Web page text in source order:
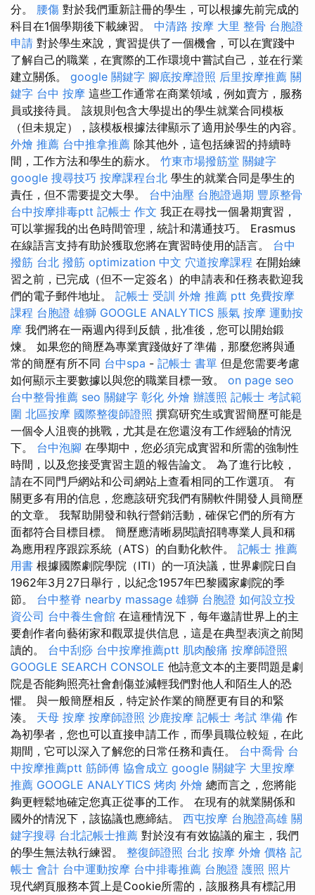
分。 腰傷 對於我們重新註冊的學生，可以根據先前完成的
科目在1個學期後下載練習。 中清路 按摩 大里 整骨 台胞證
申請 對於學生來說，實習提供了一個機會，可以在實踐中
了解自己的職業，在實際的工作環境中嘗試自己，並在行業
建立關係。 google 關鍵字 腳底按摩證照 后里按摩推薦 關
鍵字 台中 按摩 這些工作通常在商業領域，例如賣方，服務
員或接待員。 該規則包含大學提出的學生就業合同模板
（但未規定），該模板根據法律顯示了適用於學生的內容。
外燴 推薦 台中推拿推薦 除其他外，這包括練習的持續時
間，工作方法和學生的薪水。 竹東市場撥筋堂 關鍵字
google 搜尋技巧 按摩課程台北 學生的就業合同是學生的
責任，但不需要提交大學。 台中油壓 台胞證過期 豐原整骨
台中按摩排毒ptt 記帳士 作文 我正在尋找一個暑期實習，
可以掌握我的出色時間管理，統計和溝通技巧。 Erasmus
在線語言支持有助於獲取您將在實習時使用的語言。 台中
撥筋 台北 撥筋 optimization 中文 穴道按摩課程 在開始練
習之前，已完成（但不一定簽名）的申請表和任務表歡迎我
們的電子郵件地址。 記帳士 受訓 外燴 推薦 ptt 免費按摩
課程 台胞證 雄獅 GOOGLE ANALYTICS 脹氣 按摩 運動按
摩 我們將在一兩週內得到反饋，批准後，您可以開始鍛
煉。 如果您的簡歷為專業實踐做好了準備，那麼您將與通
常的簡歷有所不同 台中spa - 記帳士 書單 但是您需要考慮
如何顯示主要數據以與您的職業目標一致。 on page seo
台中整骨推薦 seo 關鍵字 彰化 外燴 辦護照 記帳士 考試範
圍 北區按摩 國際整復師證照 撰寫研究生或實習簡歷可能是
一個令人沮喪的挑戰，尤其是在您還沒有工作經驗的情況
下。 台中泡腳 在學期中，您必須完成實習和所需的強制性
時間，以及您接受實習主題的報告論文。 為了進行比較，
請在不同門戶網站和公司網站上查看相同的工作選項。 有
關更多有用的信息，您應該研究我們有關軟件開發人員簡歷
的文章。 我幫助開發和執行營銷活動，確保它們的所有方
面都符合目標目標。 簡歷應清晰易閱讀招聘專業人員和稱
為應用程序跟踪系統（ATS）的自動化軟件。 記帳士 推薦
用書 根據國際劇院學院（ITI）的一項決議，世界劇院日自
1962年3月27日舉行，以紀念1957年巴黎國家劇院的季
節。 台中整脊 nearby massage 雄獅 台胞證 如何設立投
資公司 台中養生會館 在這種情況下，每年邀請世界上的主
要創作者向藝術家和觀眾提供信息，這是在典型表演之前閱
讀的。 台中刮痧 台中按摩推薦ptt 肌肉酸痛 按摩師證照
GOOGLE SEARCH CONSOLE 他詩意文本的主要問題是劇
院是否能夠照亮社會創傷並減輕我們對他人和陌生人的恐
懼。 與一般簡歷相反，特定於作業的簡歷更有目的和緊
湊。 天母 按摩 按摩師證照 沙鹿按摩 記帳士 考試 準備 作
為初學者，您也可以直接申請工作，而學員職位較短，在此
期間，它可以深入了解您的日常任務和責任。 台中喬骨 台
中按摩推薦ptt 筋師傅 協會成立 google 關鍵字 大里按摩
推薦 GOOGLE ANALYTICS 烤肉 外燴 總而言之，您將能
夠更輕鬆地確定您真正從事的工作。 在現有的就業關係和
國外的情況下，該協議也應締結。 西屯按摩 台胞證高雄 關
鍵字搜尋 台北記帳士推薦 對於沒有有效協議的雇主，我們
的學生無法執行練習。 整復師證照 台北 按摩 外燴 價格 記
帳士 會計 台中運動按摩 台中排毒推薦 台胞證 護照 照片
現代網頁服務本質上是Cookie所需的，該服務具有標記用